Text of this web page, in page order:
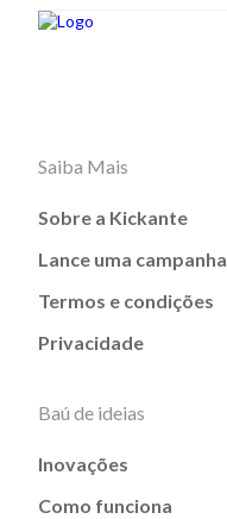
Saiba Mais
Sobre a Kickante
Lance uma campanha
Termos e condições
Privacidade
Baú de ideias
Inovações
Como funciona